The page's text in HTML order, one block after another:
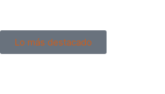
Lo más destacado